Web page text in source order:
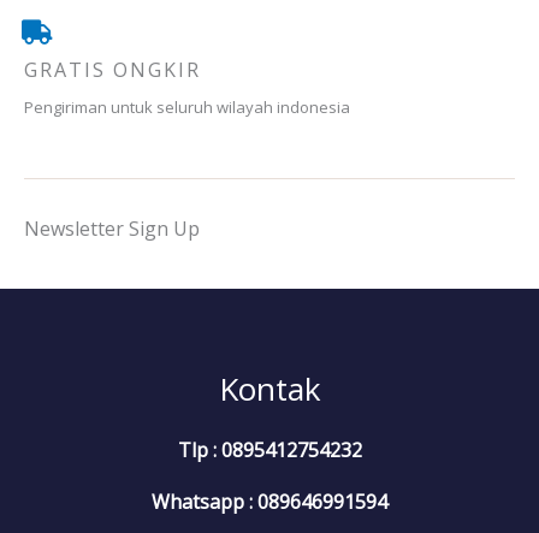
GRATIS ONGKIR
Pengiriman untuk seluruh wilayah indonesia
Newsletter Sign Up
Kontak
Tlp : 0895412754232
Whatsapp : 089646991594